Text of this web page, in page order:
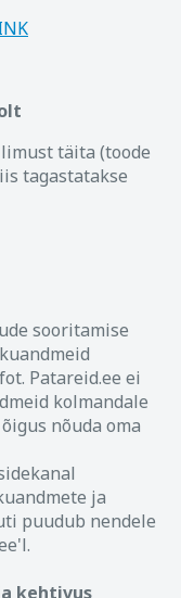
täita (toode
tagastatakse
sooritamise
Patareid.ee ei
kolmandale
nõuda oma
ja
puudub nendele
kehtivus